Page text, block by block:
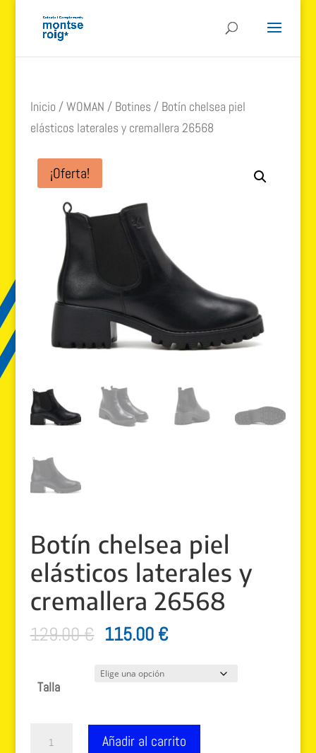
Inicio /WOMAN / Botines/ Botín chelsea piel
elásticos laterales y cremallera 26568
¡Oferta!
Botín chelsea piel
elásticos laterales y
cremallera 26568
129.00€ El
original
115.00 €El
Talla
Añadir al carrito